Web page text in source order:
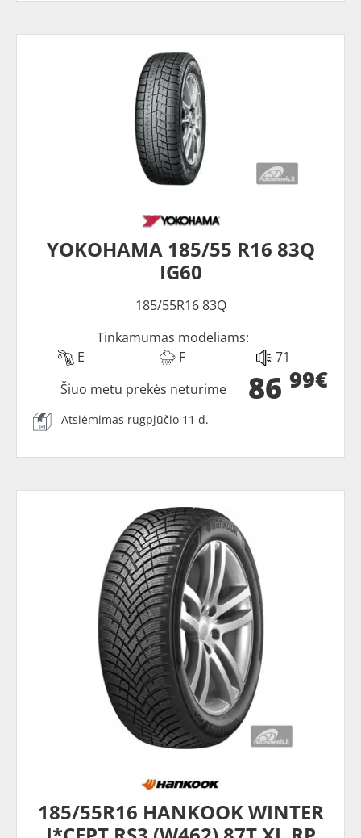
YOKOHAMA 185/55 R16 83Q
IG60
185/55R16 83Q
Tinkamumas modeliams:
E
F 71
86 99€
Šiuo metu prekės neturime
Atsiėmimas rugpjūčio 11 d.
185/55R16 HANKOOK WINTER